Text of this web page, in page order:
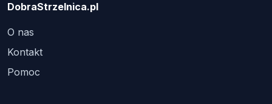
DobraStrzelnica.pl
O nas
Kontakt
Pomoc